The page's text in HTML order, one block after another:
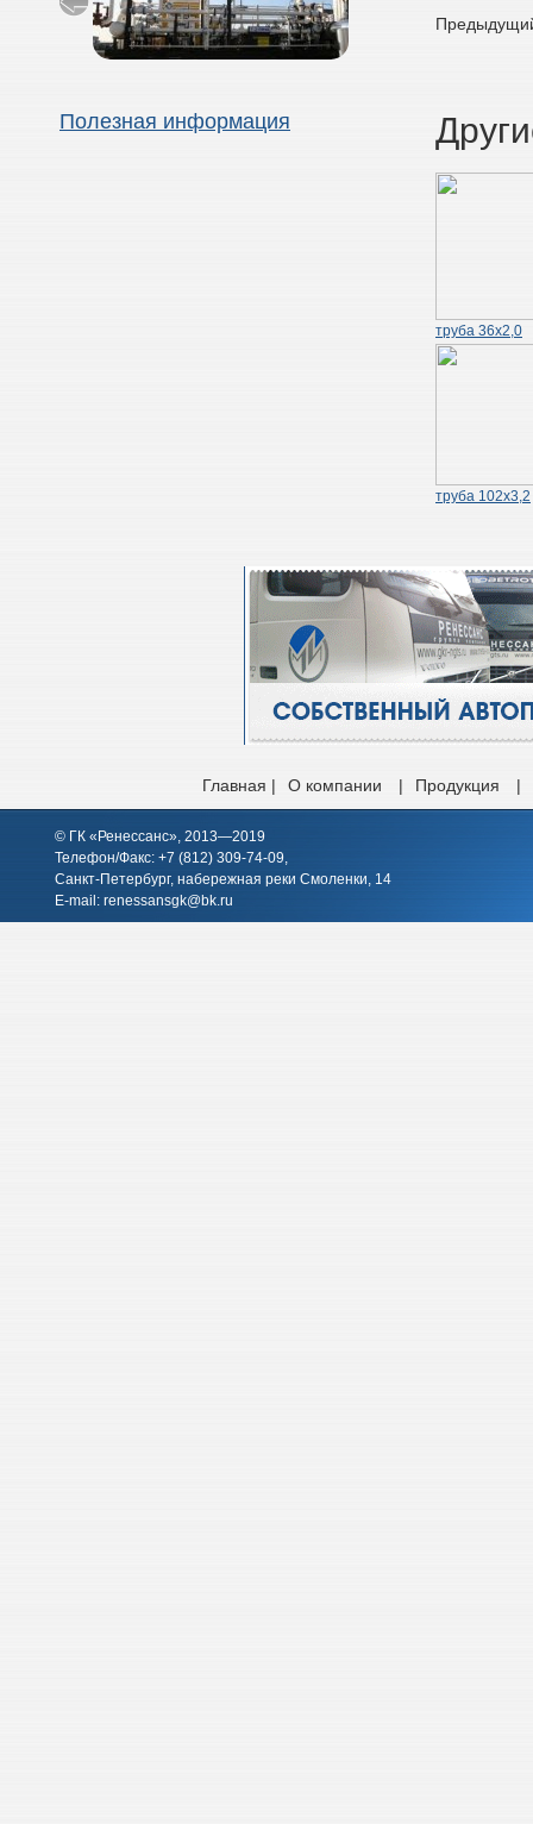
Полезная информация
труба 36х2,0
труба 102х3,2
Главная | О компании | Продукция |
© ГК «Ренессанс», 2013—2019
Телефон/Факс: +7 (812) 309-74-09,
Санкт-Петербург, набережная реки Смоленки, 14
E-mail: renessansgk@bk.ru